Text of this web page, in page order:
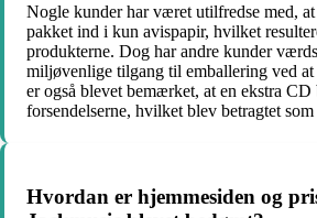
Nogle kunder har været utilfredse med,
pakket ind i kun avispapir, hvilket
produkterne. Dog har andre kunder
miljøvenlige tilgang til emballering ved at
er også blevet bemærket, at en ekstra
forsendelserne, hvilket blev betragtet
Hvordan er hjemmesiden og